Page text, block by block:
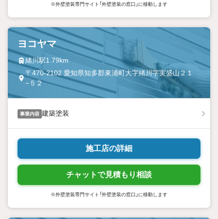
※外壁塗装専門サイト「外壁塗装の窓口」に移動します
ヨコヤマ
緒川駅1.79km
〒470-2102 愛知県知多郡東浦町大字緒川字実盛山２１
−５２
事業内容 建築塗装
施工店の詳細
チャットで見積もり相談
※外壁塗装専門サイト「外壁塗装の窓口」に移動します